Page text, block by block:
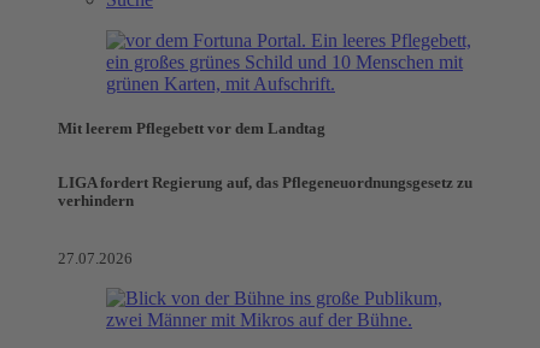
Mit leerem Pflegebett vor dem Landtag
LIGA fordert Regierung auf, das Pflegeneuordnungsgesetz zu
verhindern
27.07.2026